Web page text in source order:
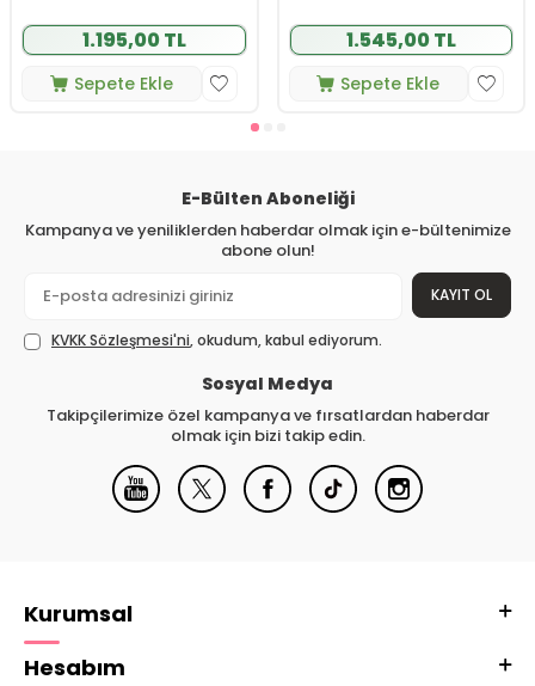
1.195,00 TL
Sepete Ekle
1.545,00 TL
Sepete Ekle
E-Bülten Aboneliği
Kampanya ve yeniliklerden haberdar olmak için e-bültenimize
abone olun!
KAYIT OL
KVKK Sözleşmesi'ni, okudum, kabul ediyorum.
Sosyal Medya
Takipçilerimize özel kampanya ve fırsatlardan haberdar
olmak için bizi takip edin.
Kurumsal
Hesabım